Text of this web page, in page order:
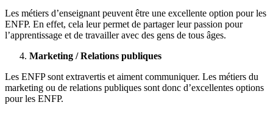
Les métiers d’enseignant peuvent être une excellente option pour les
ENFP. En effet, cela leur permet de partager leur passion pour
l’apprentissage et de travailler avec des gens de tous âges.
Marketing / Relations publiques
Les ENFP sont extravertis et aiment communiquer. Les métiers du
marketing ou de relations publiques sont donc d’excellentes options
pour les ENFP.